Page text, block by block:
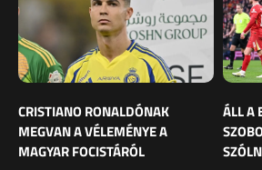
CRISTIANO RONALDÓNAK
MEGVAN A VÉLEMÉNYE A
MAGYAR FOCISTÁRÓL
ÁLL A